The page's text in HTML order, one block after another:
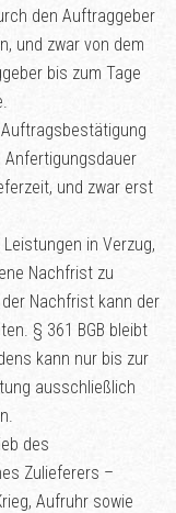
den Auftraggeber
und zwar von dem
bis zum Tage
Anfertigungsdauer
und zwar erst
in Verzug,
Nachfrist zu
Nachfrist kann der
§ 361 BGB bleibt
kann nur bis zur
ausschließlich
des
Zulieferers –
Aufruhr sowie